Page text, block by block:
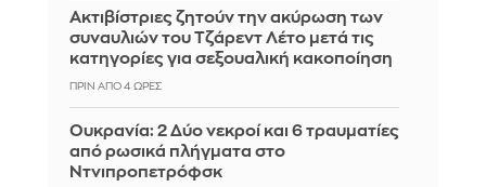
Ακτιβίστριες ζητούν την ακύρωση των
συναυλιών του Τζάρεντ Λέτο μετά τις
κατηγορίες για σεξουαλική κακοποίηση
ΠΡΙΝ ΑΠΌ 4 ΏΡΕΣ
Ουκρανία: 2 Δύο νεκροί και 6 τραυματίες
από ρωσικά πλήγματα στο
Ντνιπροπετρόφσκ